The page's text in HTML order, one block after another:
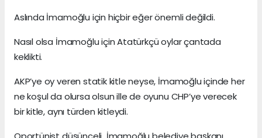
Aslında İmamoğlu için hiçbir eğer önemli değildi.
Nasıl olsa İmamoğlu için Atatürkçü oylar çantada
keklikti.
AKP’ye oy veren statik kitle neyse, İmamoğlu içinde her
ne koşul da olursa olsun ille de oyunu CHP’ye verecek
bir kitle, aynı türden kitleydi.